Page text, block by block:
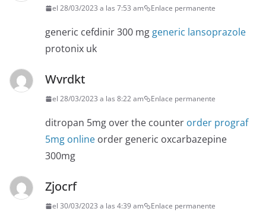
el 28/03/2023 a las 7:53 am Enlace permanente
generic cefdinir 300 mg generic lansoprazole
protonix uk
Wvrdkt
el 28/03/2023 a las 8:22 am Enlace permanente
ditropan 5mg over the counter order prograf
5mg online order generic oxcarbazepine
300mg
Zjocrf
el 30/03/2023 a las 4:39 am Enlace permanente